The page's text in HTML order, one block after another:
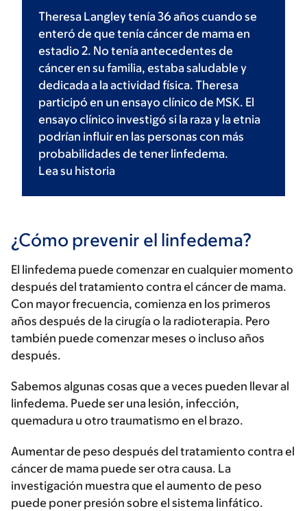
Theresa Langley tenía 36 años cuando se
enteró de que tenía cáncer de mama en
estadio 2. No tenía antecedentes de
cáncer en su familia, estaba saludable y
dedicada a la actividad física. Theresa
participó en un ensayo clínico de MSK. El
ensayo clínico investigó si la raza y la etnia
podrían influir en las personas con más
probabilidades de tener linfedema.
Lea su historia
¿Cómo prevenir el linfedema?
El linfedema puede comenzar en cualquier momento
después del tratamiento contra el cáncer de mama.
Con mayor frecuencia, comienza en los primeros
años después de la cirugía o la radioterapia. Pero
también puede comenzar meses o incluso años
después.
Sabemos algunas cosas que a veces pueden llevar al
linfedema. Puede ser una lesión, infección,
quemadura u otro traumatismo en el brazo.
Aumentar de peso después del tratamiento contra el
cáncer de mama puede ser otra causa. La
investigación muestra que el aumento de peso
puede poner presión sobre el sistema linfático.